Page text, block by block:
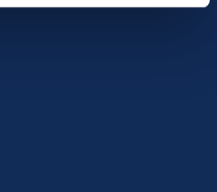
) Feldkirchen – NR-
Engers – Bendorf
– Niederbieber – NR-
Gladbach – Heimbach-Weis
) Torney –
– NR-Bahnhof (-SWN)
– Raiffeisenring – NR-